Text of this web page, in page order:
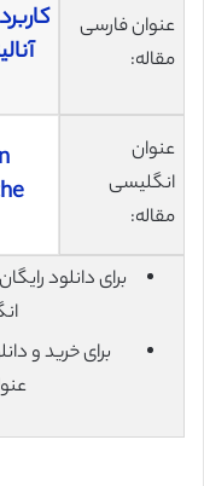
عنوان فارسی
مقاله:
عنوان
انگلیسی
مقاله:
برای خرید و